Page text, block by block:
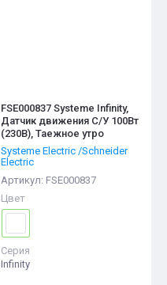
FSE000837 Systeme Infinity,
Датчик движения С/У 100Вт
(230В), Таежное утро
Systeme Electric /Schneider
Electric
Артикул: FSE000837
Цвет
Серия
Infinity